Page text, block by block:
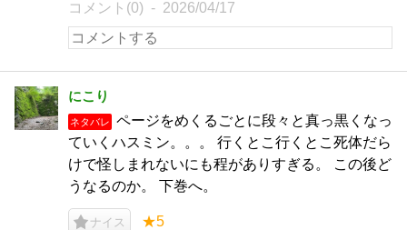
コメント(0) 2026/04/17
にこり
ネタバレ
ページをめくるごとに段々と真っ黒くなっ
ていくハスミン。。。 行くとこ行くとこ死体だら
けで怪しまれないにも程がありすぎる。 この後ど
うなるのか。 下巻へ。
ナイス ★5